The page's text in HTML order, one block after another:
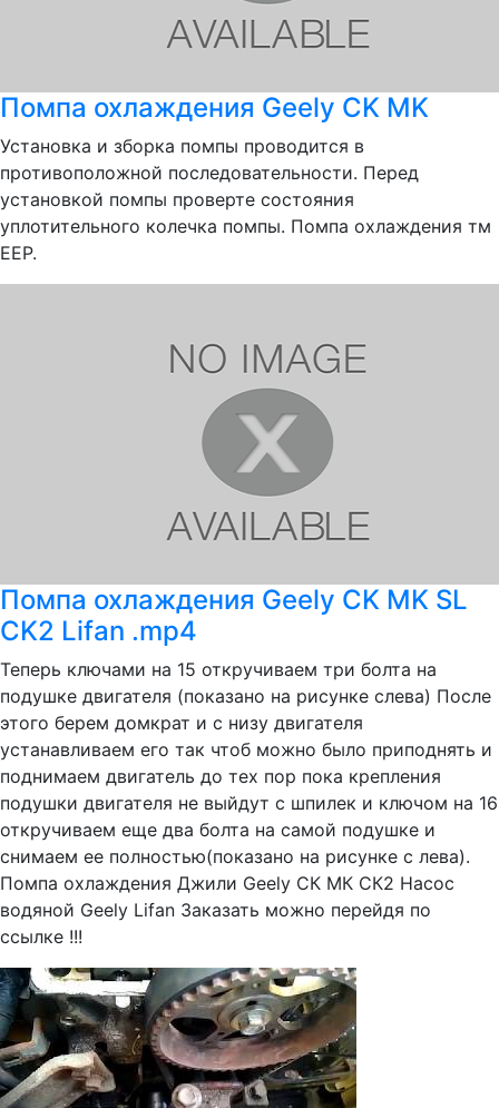
Помпа охлаждения Geely CK MK
Установка и зборка помпы проводится в
противоположной последовательности. Перед
установкой помпы проверте состояния
уплотительного колечка помпы. Помпа охлаждения тм
EEP.
Помпа охлаждения Geely CK MK SL
CK2 Lifan .mp4
Теперь ключами на 15 откручиваем три болта на
подушке двигателя (показано на рисунке слева) После
этого берем домкрат и с низу двигателя
устанавливаем его так чтоб можно было приподнять и
поднимаем двигатель до тех пор пока крепления
подушки двигателя не выйдут с шпилек и ключом на 16
откручиваем еще два болта на самой подушке и
снимаем ее полностью(показано на рисунке с лева).
Помпа охлаждения Джили Geely СК МК СК2 Насос
водяной Geely Lifan Заказать можно перейдя по
ссылке !!!